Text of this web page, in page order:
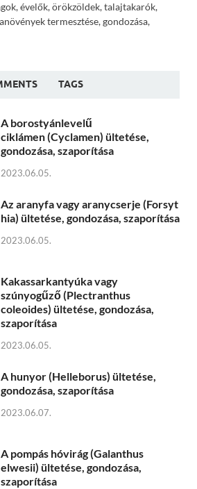
évelők, örökzöldek, talajtakarók,
termesztése, gondozása,
TAGS
A borostyánlevelű
ciklámen (Cyclamen) ültetése,
gondozása, szaporítása
2023.06.05.
Az aranyfa vagy aranycserje (Forsyt
hia) ültetése, gondozása, szaporítása
2023.06.05.
Kakassarkantyúka vagy
szúnyogűző (Plectranthus
coleoides) ültetése, gondozása,
szaporítása
2023.06.05.
A hunyor (Helleborus) ültetése,
gondozása, szaporítása
2023.06.07.
A pompás hóvirág (Galanthus
elwesii) ültetése, gondozása,
szaporítása